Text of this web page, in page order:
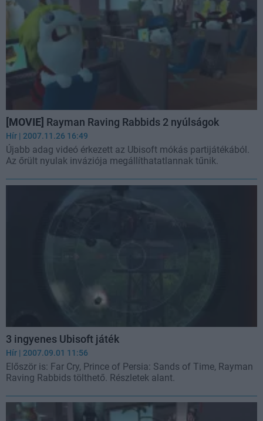
[MOVIE] Rayman Raving Rabbids 2 nyúlságok
Hír | 2007.11.26 16:49
Újabb adag videó érkezett az Ubisoft mókás partijátékából.
Az őrült nyulak inváziója megállíthatatlannak tűnik.
3 ingyenes Ubisoft játék
Hír | 2007.09.01 11:56
Először is: Far Cry, Prince of Persia: Sands of Time, Rayman
Raving Rabbids tölthető. Részletek alant.